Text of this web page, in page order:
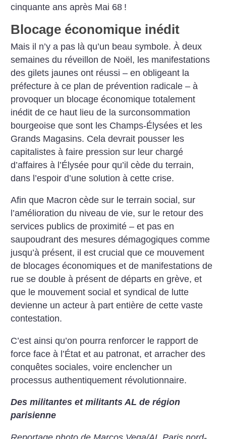
cinquante ans après Mai 68 !
Blocage économique inédit
Mais il n’y a pas là qu’un beau symbole. À deux
semaines du réveillon de Noël, les manifestations
des gilets jaunes ont réussi – en obligeant la
préfecture à ce plan de prévention radicale – à
provoquer un blocage économique totalement
inédit de ce haut lieu de la surconsommation
bourgeoise que sont les Champs-Élysées et les
Grands Magasins. Cela devrait pousser les
capitalistes à faire pression sur leur chargé
d’affaires à l’Élysée pour qu’il cède du terrain,
dans l’espoir d’une solution à cette crise.
Afin que Macron cède sur le terrain social, sur
l’amélioration du niveau de vie, sur le retour des
services publics de proximité – et pas en
saupoudrant des mesures démagogiques comme
jusqu’à présent, il est crucial que ce mouvement
de blocages économiques et de manifestations de
rue se double à présent de départs en grève, et
que le mouvement social et syndical de lutte
devienne un acteur à part entière de cette vaste
contestation.
C’est ainsi qu’on pourra renforcer le rapport de
force face à l’État et au patronat, et arracher des
conquêtes sociales, voire enclencher un
processus authentiquement révolutionnaire.
Des militantes et militants AL de région
parisienne